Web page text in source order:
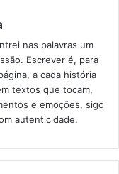
nas palavras um
Escrever é, para
a cada história
textos que tocam,
e emoções, sigo
autenticidade.